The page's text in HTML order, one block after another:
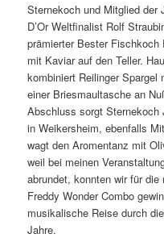
Sternekoch und Mitglied der
D’Or Weltfinalist Rolf
prämierter Bester
mit Kaviar auf den Teller.
kombiniert Reilinger
einer Briesmaultasche an
Abschluss sorgt Sternekoch
in Weikersheim, ebenfalls
wagt den Aromentanz mit
weil bei meinen
abrundet, konnten wir für
Freddy Wonder Combo
musikalische Reise durch
Jahre.